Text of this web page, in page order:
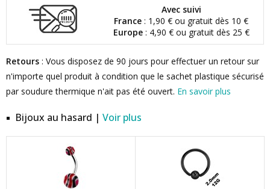
Avec suivi
France : 1,90 € ou gratuit dès 10 €
Europe: 4,90 € ou gratuit dès 25 €
Retours : Vous disposez de 90 jours pour effectuer un retour sur
n'importe quel produit à condition que le sachet plastique sécurisé
par soudure thermique n'ait pas été ouvert. En savoir plus
Bijoux au hasard | Voir plus